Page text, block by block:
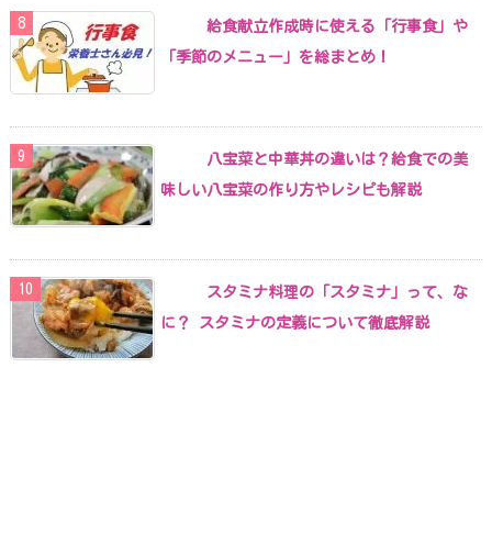
給食献立作成時に使える「行事食」や
「季節のメニュー」を総まとめ！
八宝菜と中華丼の違いは？給食での美
味しい八宝菜の作り方やレシピも解説
スタミナ料理の「スタミナ」って、な
に？ スタミナの定義について徹底解説